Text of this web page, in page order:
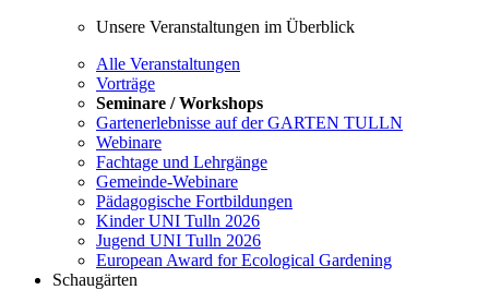
Unsere Veranstaltungen im Überblick
Alle Veranstaltungen
Vorträge
Seminare / Workshops
Gartenerlebnisse auf der GARTEN TULLN
Webinare
Fachtage und Lehrgänge
Gemeinde-Webinare
Pädagogische Fortbildungen
Kinder UNI Tulln 2026
Jugend UNI Tulln 2026
European Award for Ecological Gardening
Schaugärten